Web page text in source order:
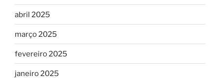
abril 2025
março 2025
fevereiro 2025
janeiro 2025